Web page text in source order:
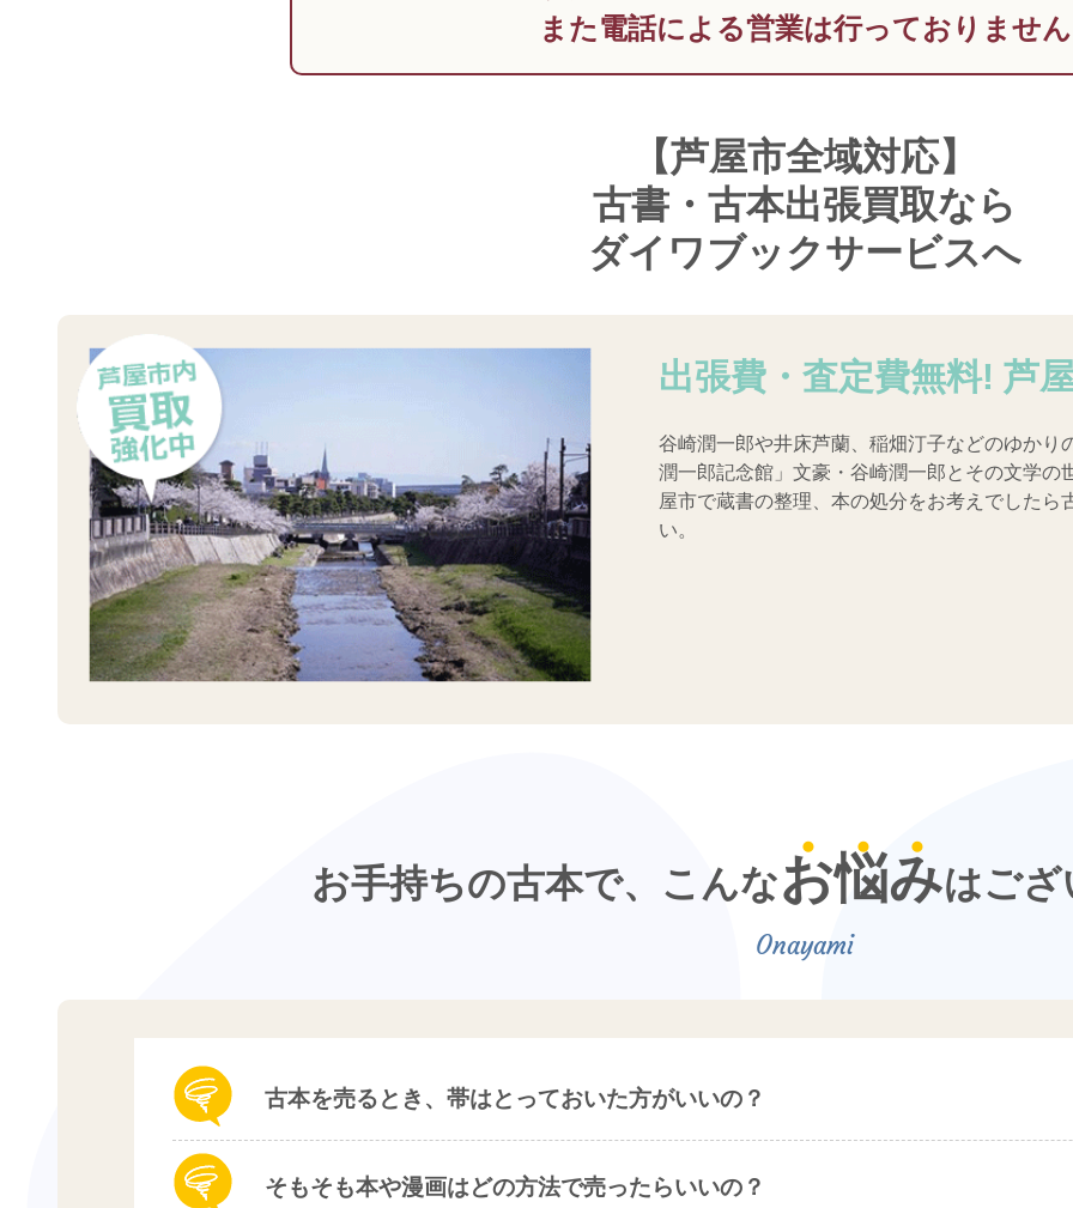
また電話による営業は行っておりません
【芦屋市全域対応】
古書・古本出張買取なら
ダイワブックサービスへ
出張費・査定費無料! 芦
谷崎潤一郎や井床芦蘭、稲畑汀子などのゆか
潤一郎記念館」文豪・谷崎潤一郎とその文学
屋市で蔵書の整理、本の処分をお考えでした
い。
お手持ちの古本で、こんなお悩みはご
古本を売るとき、帯はとっておいた方がいいの？
そもそも本や漫画はどの方法で売ったらいいの？